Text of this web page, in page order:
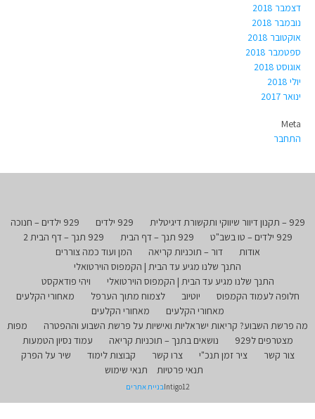
דצמבר 2018
נובמבר 2018
אוקטובר 2018
ספטמבר 2018
אוגוסט 2018
יולי 2018
ינואר 2017
Meta
התחבר
929 – תקנון דיוור שיווקי ותקשורת דיגיטלית 929 ילדים
929 ילדים – חנוכה
929 ילדים – טו בשב"ט
929 תנך – דף הבית
929 תנך – דף הבית 2
אודות
דור – תוכניות קריאה
המן ועוד כמה צוררים
התנך שלנו מגיע עד הבית | הקמפוס הוירטואלי
התנך שלנו מגיע עד הבית | הקמפוס הוירטואלי
ויהי פודאקסט
חלופה לעמוד הקמפוס
יוטיוב לצמוח מתוך הערפל
מאחורי הקלעים
מאחורי הקלעים
מאחורי הקלעים
מה פרשת השבוע? קריאות ישראליות ואישיות על פרשת השבוע וההפטרה
מפות
מצטרפים ל929
נושאים בתנך – תוכניות קריאה
עמוד נסיון הטמעות
צור קשר
ציר זמן תנכ"י צרו קשר קבוצות לימוד
שיר על הפרק
תנאי פרטיות
תנאי שימוש
Intigo12בניית אתרים